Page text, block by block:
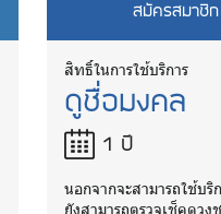
สมัครสมาชิ
สิทธิ์ในการใช้บริการ
ดูชื่อมงคล
1 ปี
นอกจากจะสามารถใช้บ
ยังสามารถตรวจเช็คดวง